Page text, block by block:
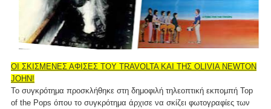
ΟΙ ΣΚΙΣΜΕΝΕΣ ΑΦΙΣΕΣ ΤΟΥ TRAVOLTA ΚΑΙ ΤΗΣ OLIVIA NEWTON
JOHN!
Το συγκρότημα προσκλήθηκε στη δημοφιλή τηλεοπτική εκπομπή Top
of the Pops όπου το συγκρότημα άρχισε να σκίζει φωτογραφίες των